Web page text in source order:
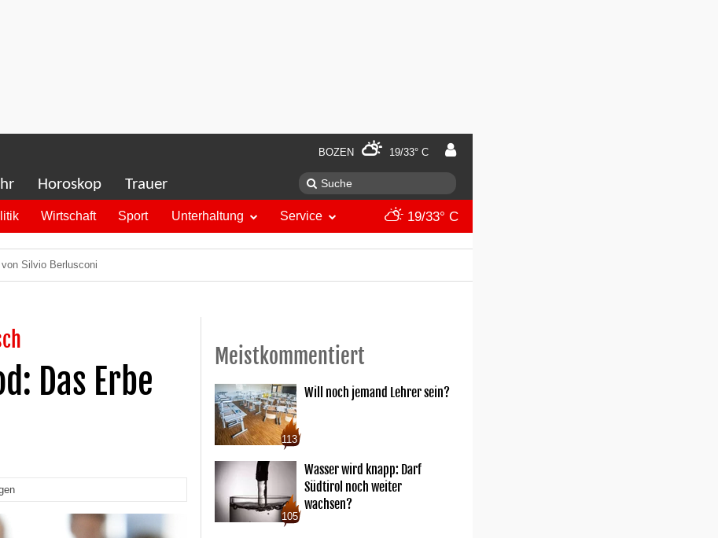
BOZEN 19/33° C
Horoskop Trauer
Wirtschaft Sport Unterhaltung Service 19/33° C
Silvio Berlusconi
Das Erbe
Meistkommentiert
113
Will noch jemand Lehrer sein?
105
Wasser wird knapp: Darf
Südtirol noch weiter
wachsen?